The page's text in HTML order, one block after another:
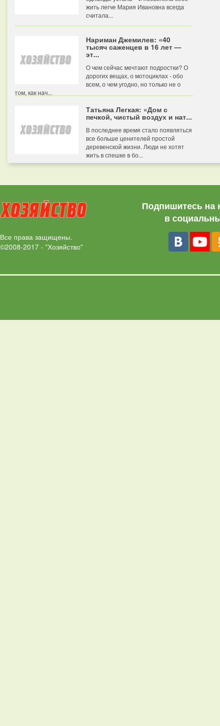
жить легче Мария Ивановна всегда
считала...
Нариман Джемилев: «40
тысяч саженцев в 16 лет —
эт...
О чем сейчас мечтают подростки? О
дорогих вещах, о мотоциклах - обо
всем, о чем угодно, но только не о
том, как нач...
Татьяна Легкая: «Дом с
печкой, чистый воздух и нат...
В последнее время стало появляться
все больше ценителей простой
деревенской жизни. Люди не хотят
жить в спешке в бо...
Все права защищены.
©2008-2017 - "Хозяйство"
Подпишитесь на
в